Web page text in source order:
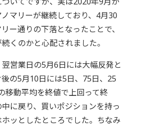
マリーが継続しており、4月30
ー通りの下落となったことで、
くのかと心配されました。
営業日の5月6日には大幅反発と
の5月10日には5日、75日、25
移動平均を終値で上回って終
に戻り、買いポジションを持っ
ッとしたところでした。ちなみ